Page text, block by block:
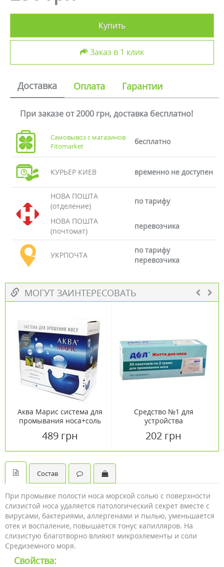
Купить
Заказ в 1 клик
Доставка Оплата Гарантии
При заказе от 2000 грн, доставка бесплатно!
Самовывоз с магазинов
Fitomarket
бесплатно
КУРЬЕР КИЕВ временно не доступен
НОВА ПОШТА
(отделение)
по тарифу
НОВА ПОШТА
(почтомат)
перевозчика
УКРПОЧТА
по тарифу
перевозчика
МОГУТ ЗАИНТЕРЕСОВАТЬ
Аква Марис система для
промывания носа+соль
саше 30 шт
489 грн
Средство №1 для
устройства
ДОЛ пакеты по 2 г №30
202 грн
Состав
При промывке полости носа морской солью с поверхности
слизистой носа удаляется патологический секрет вместе с
вирусами, бактериями, аллергенами и пылью, уменьшается
отек и воспаление, повышается тонус капилляров. На
слизистую благотворно влияют микроэлементы и соли
Средиземного моря.
Свойства: